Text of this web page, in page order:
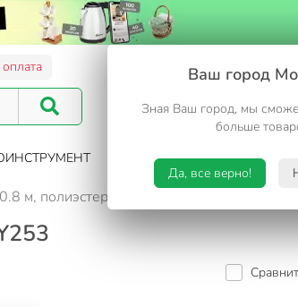
Ваш город
Зная Ваш город, мы
больше
Да, все верно!
САД И ОГОРОД
м, полиэстер, коричневый, Травка, Y253